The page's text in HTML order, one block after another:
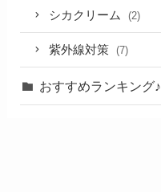
シカクリーム (2)
紫外線対策 (7)
おすすめランキング♪